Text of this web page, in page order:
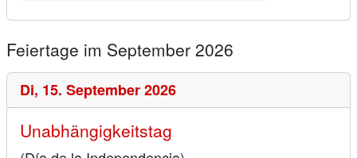
Feiertage im September 2026
Di, 15. September 2026
Unabhängigkeitstag